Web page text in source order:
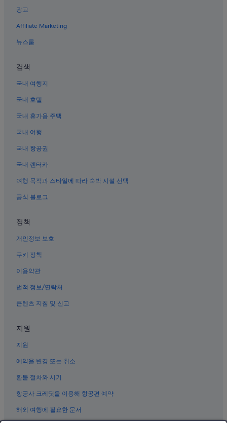
광고
Affiliate Marketing
뉴스룸
검색
국내 여행지
국내 호텔
국내 휴가용 주택
국내 여행
국내 항공권
국내 렌터카
여행 목적과 스타일에 따라 숙박 시설 선택
공식 블로그
정책
개인정보 보호
쿠키 정책
이용약관
법적 정보/연락처
콘텐츠 지침 및 신고
지원
지원
예약을 변경 또는 취소
환불 절차와 시기
항공사 크레딧을 이용해 항공편 예약
해외 여행에 필요한 문서